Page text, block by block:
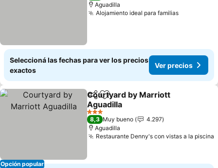
Aguadilla
Alojamiento ideal para familias
Seleccioná las fechas para ver los precios
exactos
Ver precios
Opción popular
CompartirAñadir a favoritos
Courtyard by Marriott
Aguadilla
3 Estrellas
8,3 Muy bueno
4.297
Aguadilla
Restaurante Denny's con vistas a la piscina